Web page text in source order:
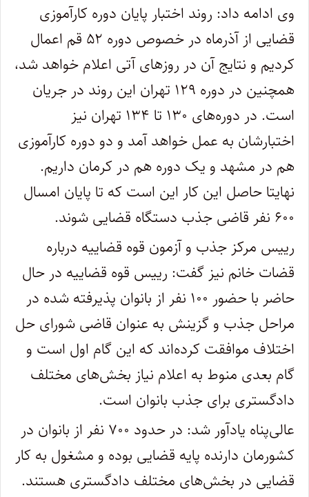
وی ادامه داد: روند اختبار پایان دوره کارآموزی
قضایی از آذرماه در خصوص دوره ۵۲ قم اعمال
کردیم و نتایج آن در روزهای آتی اعلام خواهد شد،
همچنین در دوره ۱۲۹ تهران این روند در جریان
است. در دوره‌های ۱۳۰ تا ۱۳۴ تهران نیز
اختبارشان به عمل خواهد آمد و دو دوره کارآموزی
هم در مشهد و یک دوره هم در کرمان داریم.
نهایتا حاصل این کار این است که تا پایان امسال
۶۰۰ نفر قاضی جذب دستگاه قضایی شوند.
رییس مرکز جذب و آزمون قوه قضاییه درباره
قضات خانم نیز گفت: رییس قوه قضاییه در حال
حاضر با حضور ۱۰۰ نفر از بانوان پذیرفته شده در
مراحل جذب و گزینش به عنوان قاضی شورای حل
اختلاف موافقت کرده‌اند که این گام اول است و
گام بعدی منوط به اعلام نیاز بخش‌های مختلف
دادگستری برای جذب بانوان است.
عالی‌پناه یادآور شد: در حدود ۷۰۰ نفر از بانوان در
کشورمان دارنده پایه قضایی بوده و مشغول به کار
قضایی در بخش‌های مختلف دادگستری هستند.